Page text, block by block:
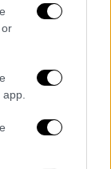
ΗΠΑ
του σε